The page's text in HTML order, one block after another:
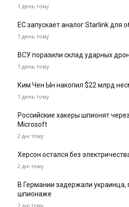
1 день тому
ЕС запускает аналог Starlink для
1 день тому
ВСУ поразили склад ударных
1 день тому
Ким Чен Ын накопил $22 млрд
1 день тому
Российские хакеры шпионят
Microsoft
2 дні тому
Херсон остался без
2 дні тому
В Германии задержали украинца,
шпионаже
2 дні тому